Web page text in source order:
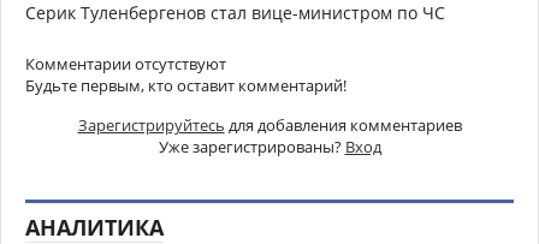
Серик Туленбергенов стал вице-министром по ЧС
Комментарии отсутствуют
Будьте первым, кто оставит комментарий!
Зарегистрируйтесь для добавления комментариев
Уже зарегистрированы? Вход
АНАЛИТИКА